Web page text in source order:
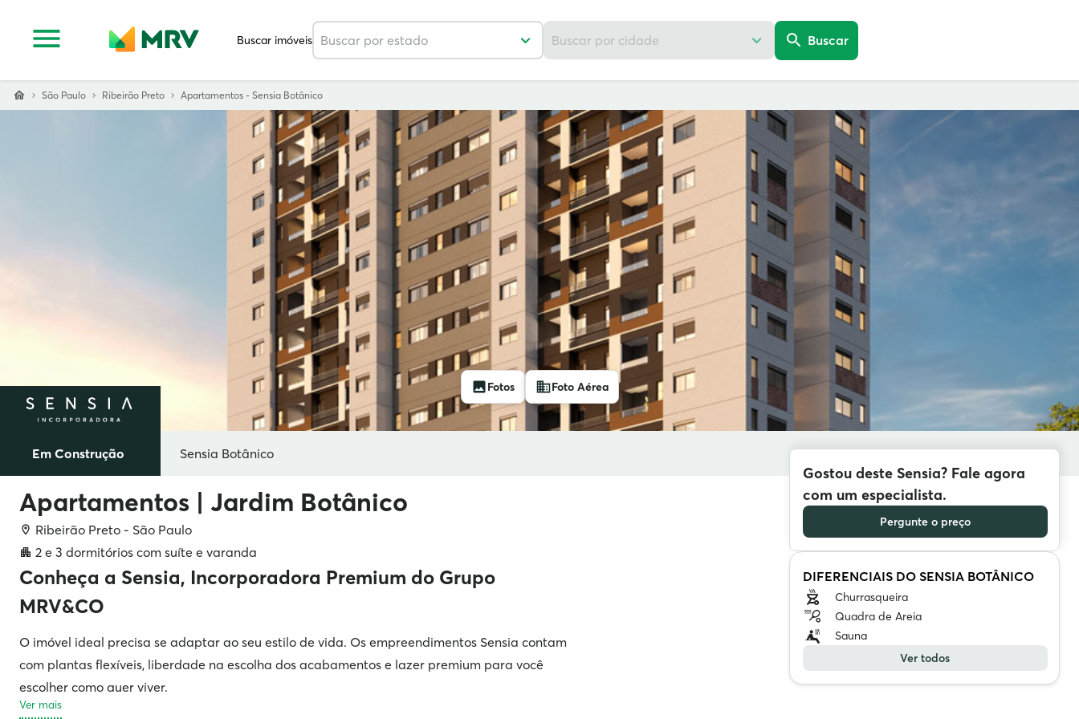
Buscar imóveis Buscar
São Paulo Ribeirão Preto Apartamentos - Sensia Botânico
Em Construção Sensia Botânico
Fotos Foto Aérea
Apartamentos | Jardim Botânico
Ribeirão Preto - São Paulo
2 e 3 dormitórios com suíte e varanda
Conheça a Sensia, Incorporadora Premium do Grupo
MRV&CO
O imóvel ideal precisa se adaptar ao seu estilo de vida. Os empreendimentos Sensia contam
com plantas flexíveis, liberdade na escolha dos acabamentos e lazer premium para você
escolher como quer viver.
Apartamentos de 2 e 3 quartos com suíte e varanda gourmet no bairro
Ver mais
Gostou deste Sensia? Fale agora
com um especialista.
Pergunte o preço
DIFERENCIAIS DO SENSIA BOTÂNICO
Churrasqueira
Quadra de Areia
Sauna
Ver todos